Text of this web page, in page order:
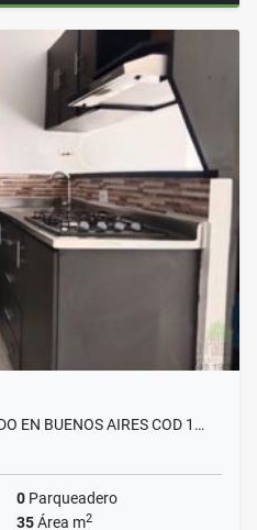
EN BUENOS AIRES COD 1…
0 Parqueadero
35Área m2